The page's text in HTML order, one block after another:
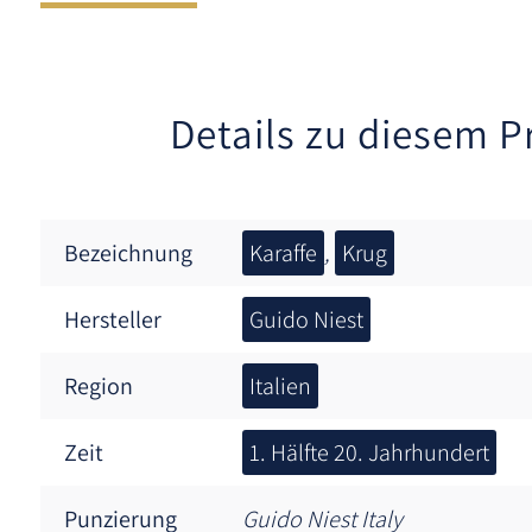
Details zu diesem
Bezeichnung Karaffe , Krug
Hersteller Guido Niest
Region Italien
Zeit 1. Hälfte 20. Jahrhundert
Punzierung Guido Niest Italy